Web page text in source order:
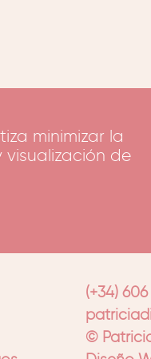
minimizar la
de
(+34)
©